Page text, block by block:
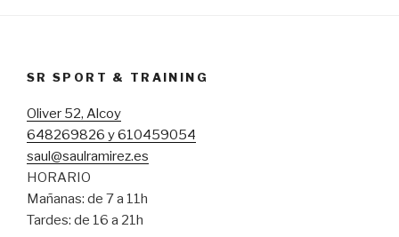
SR SPORT & TRAINING
Oliver 52, Alcoy
648269826 y 610459054
saul@saulramirez.es
HORARIO
Mañanas: de 7 a 11h
Tardes: de 16 a 21h